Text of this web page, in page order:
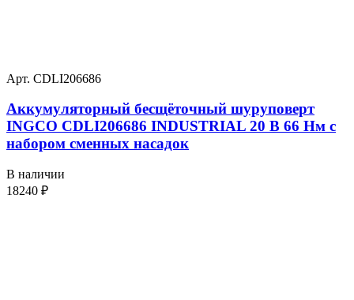
Арт. CDLI206686
Аккумуляторный бесщёточный шуруповерт
INGCO CDLI206686 INDUSTRIAL 20 В 66 Нм с
набором сменных насадок
В наличии
18240 ₽